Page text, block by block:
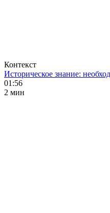
Контекст
Историческое знание:
01:56
2 мин